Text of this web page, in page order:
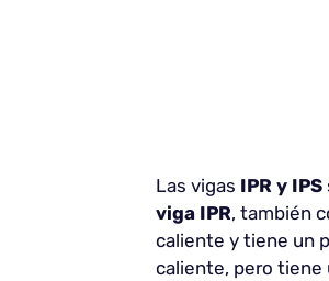
Las vigas IPR y IPS
viga IPR, también
caliente y tiene un
caliente, pero tiene